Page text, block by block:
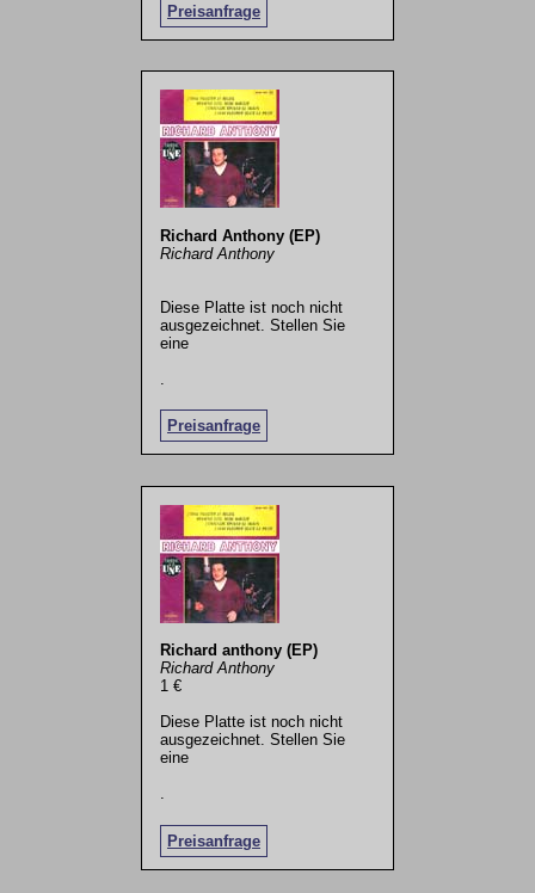
Preisanfrage
Richard Anthony (EP)
Richard Anthony
Diese Platte ist noch nicht
ausgezeichnet. Stellen Sie
eine
Preisanfrage
Richard anthony (EP)
Richard Anthony
1 €
Diese Platte ist noch nicht
ausgezeichnet. Stellen Sie
eine
Preisanfrage
.